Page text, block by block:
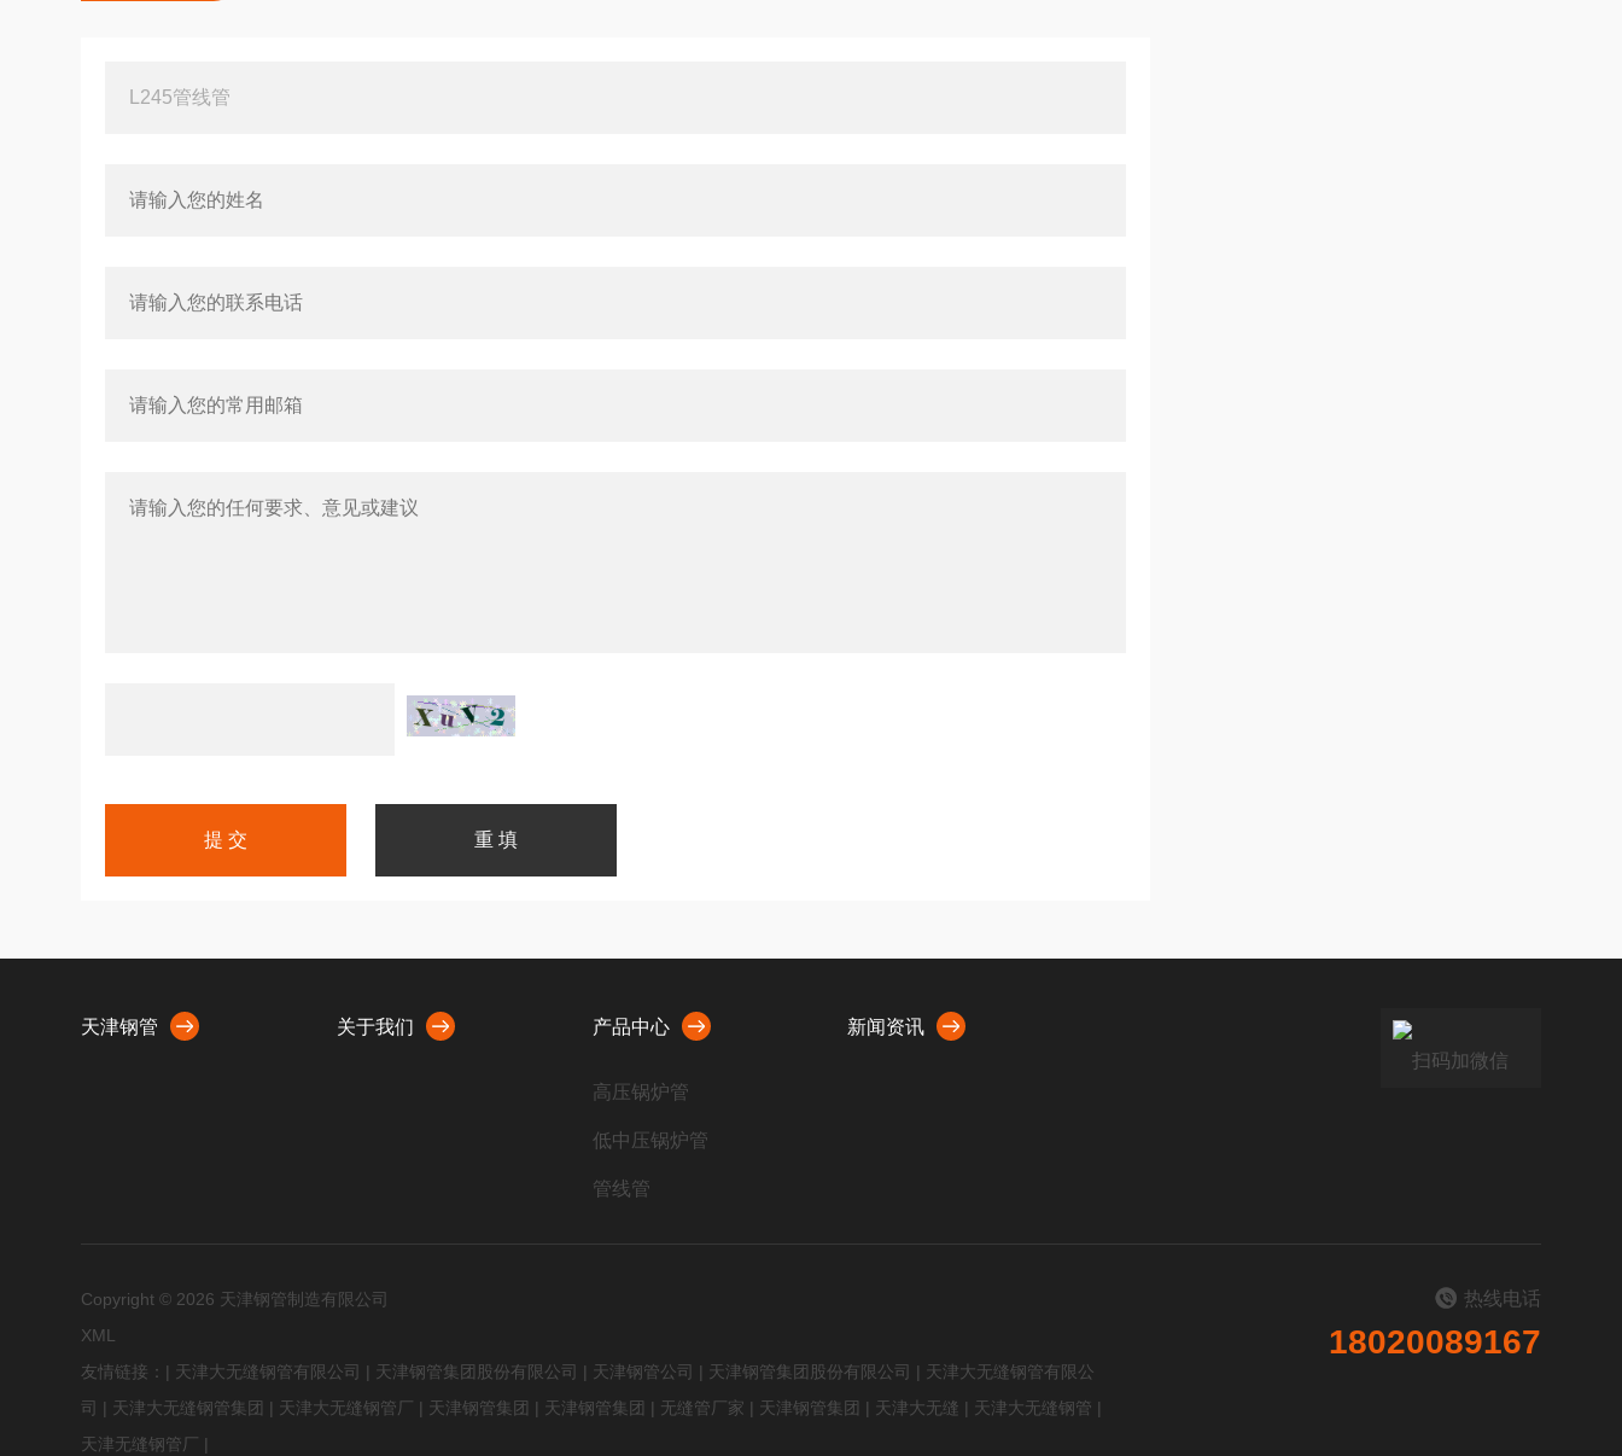
天津钢管 关于我们 产品中心
高压锅炉管
低中压锅炉管
管线管
新闻资讯
扫码加微信
Copyright © 2026 天津钢管制造有限公司
XML
友情链接：| 天津大无缝钢管有限公司 | 天津钢管集团股份有限公司 | 天津钢管公司 | 天津钢管集团股份有限公司 | 天津大无缝钢管有限公
司 | 天津大无缝钢管集团 | 天津大无缝钢管厂 | 天津钢管集团 | 天津钢管集团 | 无缝管厂家 | 天津钢管集团 | 天津大无缝 | 天津大无缝钢管 |
天津无缝钢管厂 |
热线电话
18020089167